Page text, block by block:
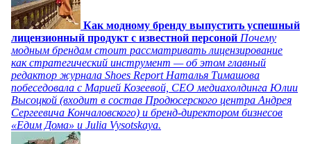
Как модному бренду выпустить успешный
лицензионный продукт с известной персоной Почему
модным брендам стоит рассматривать лицензирование
как стратегический инструмент — об этом главный
редактор журнала Shoes Report Наталья Тимашова
побеседовала с Марией Козеевой, СЕО медиахолдинга Юлии
Высоцкой (входит в состав Продюсерского центра Андрея
Сергеевича Кончаловского) и бренд-директором бизнесов
«Едим Дома» и Julia Vysotskaya.